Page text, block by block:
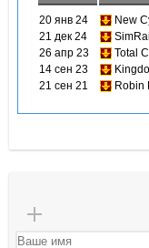
20 янв 24
New
21 дек 24
26 апр 23
Total
14 сен 23
21 сен 21
Robin